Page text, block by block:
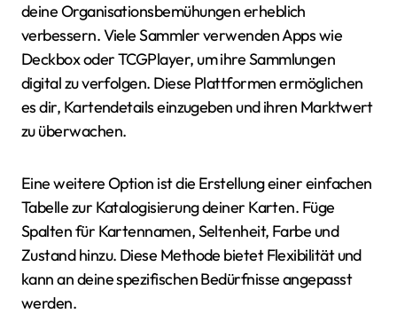
deine Organisationsbemühungen erheblich
verbessern. Viele Sammler verwenden Apps wie
Deckbox oder TCGPlayer, um ihre Sammlungen
digital zu verfolgen. Diese Plattformen ermöglichen
es dir, Kartendetails einzugeben und ihren Marktwert
zu überwachen.
Eine weitere Option ist die Erstellung einer einfachen
Tabelle zur Katalogisierung deiner Karten. Füge
Spalten für Kartennamen, Seltenheit, Farbe und
Zustand hinzu. Diese Methode bietet Flexibilität und
kann an deine spezifischen Bedürfnisse angepasst
werden.